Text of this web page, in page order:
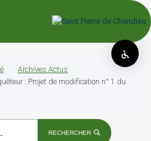
Archives Actus
: Projet de modification n° 1 du
RECHERCHER